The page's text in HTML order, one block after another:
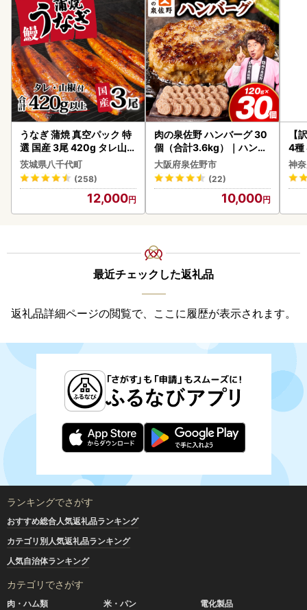
うなぎ 蒲焼 真空パック 特
選 国産 3尾 420g タレ山椒
付き うな重 ひつまぶし 訳
あり 茨城 ウナギ 鰻 個包装
人気 美味しい 小分け 八千
茨城県八千代町
(258)
12,000
肉の泉佐野 ハンバーグ 30
個（合計3.6kg）｜ハンバ
ーグ 訳あり 黒毛和牛×なに
わポーク
大阪府泉佐野市
(22)
10,000
【
4種
神
最近チェックした返礼品
返礼品詳細ページの閲覧で、ここに履歴が表示されます。
ランキングでさがす
おすすめ総合人気返礼品ランキング
カテゴリ別人気返礼品ランキング
人気自治体ランキング
カテゴリでさがす
肉・ハム類 米・パン
電化製品